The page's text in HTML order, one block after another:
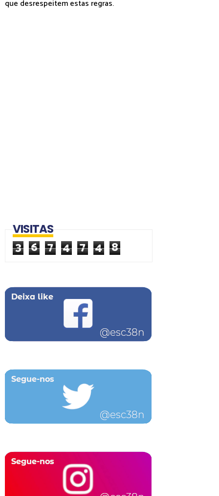
que desrespeitem estas regras.
VISITAS
3 6 7 4 7 4 8